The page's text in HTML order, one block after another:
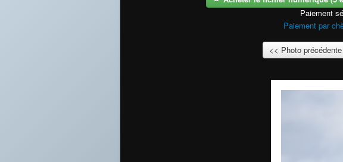
Paiement
Paiement par
<< Photo précédente